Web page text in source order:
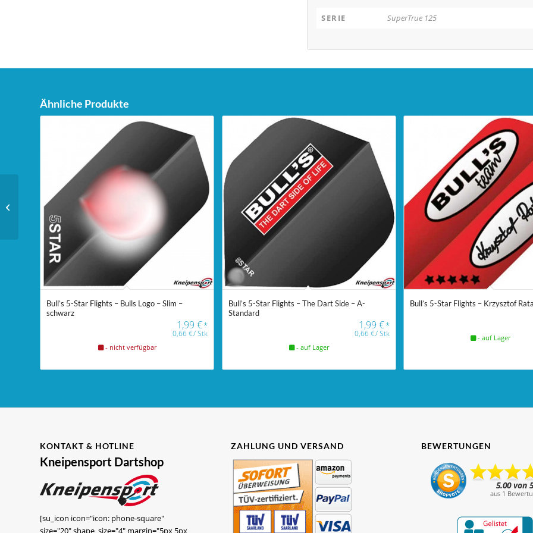
SERIE
SuperTrue 125
Ähnliche Produkte
Bull’s 5-Star Flights – Bulls Logo – Slim –
schwarz
1,99€*
0,66€/Stk
- nicht verfügbar
Bull’s 5-Star Flights – The Dart Side – A-
Standard
1,99 €*
0,66€/Stk
- auf Lager
Bull’s 5-Star Flights – Krzysztof
- auf Lager
KONTAKT & HOTLINE
Kneipensport Dartshop
[su_icon icon="icon: phone-square"
size="20" shape_size="4" margin="5px 5px
ZAHLUNG UND VERSAND BEWERTUNGEN
Unicorn Super Maestro
125 Flight – Plus – weiß